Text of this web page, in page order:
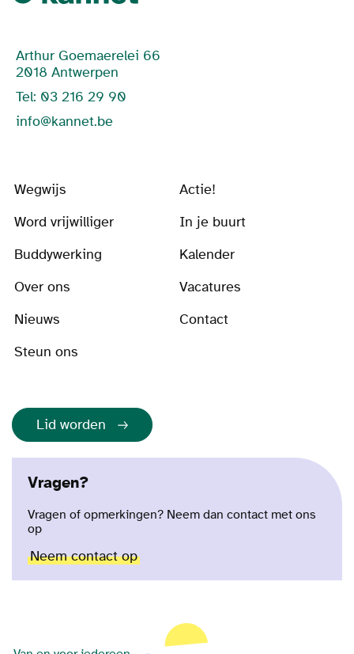
Arthur Goemaerelei 66
2018 Antwerpen
Tel: 03 216 29 90
info@kannet.be
Wegwijs
Actie!
Word vrijwilliger
In je buurt
Buddywerking
Kalender
Over ons
Vacatures
Nieuws
Contact
Steun ons
Lid worden
Vragen?
Vragen of opmerkingen? Neem dan contact met ons
op
Neem contact op